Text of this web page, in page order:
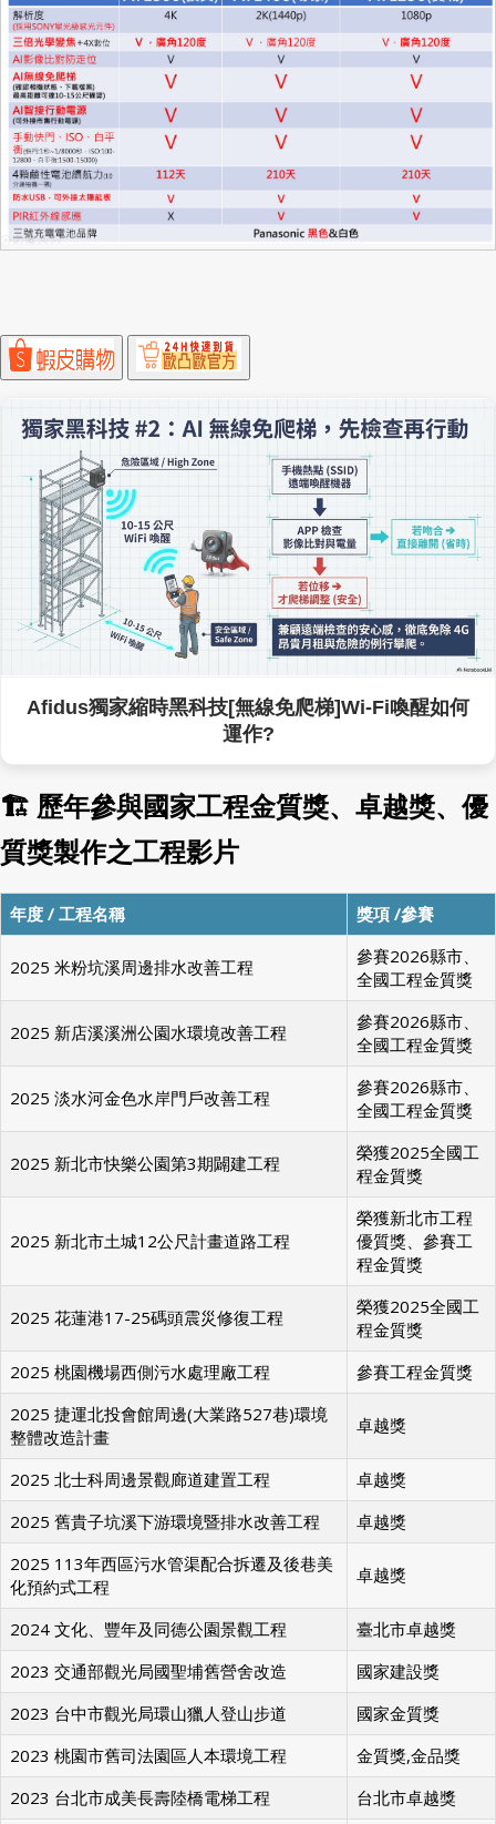
Afidus獨家縮時黑科技[無線免爬梯]Wi-Fi喚醒如何
運作?
🏗 歷年參與國家工程金質獎、卓越獎、優
質獎製作之工程影片
年度 / 工程名稱 獎項 /參賽
2025 米粉坑溪周邊排水改善工程
參賽2026縣市、
全國工程金質獎
2025 新店溪溪洲公園水環境改善工程
參賽2026縣市、
全國工程金質獎
2025 淡水河金色水岸門戶改善工程
參賽2026縣市、
全國工程金質獎
2025 新北市快樂公園第3期闢建工程
榮獲2025全國工
程金質獎
2025 新北市土城12公尺計畫道路工程
榮獲新北市工程
優質獎、參賽工
程金質獎
2025 花蓮港17-25碼頭震災修復工程
榮獲2025全國工
程金質獎
2025 桃園機場西側污水處理廠工程
參賽工程金質獎
2025 捷運北投會館周邊(大業路527巷)環境
整體改造計畫
卓越獎
2025 北士科周邊景觀廊道建置工程
卓越獎
2025 舊貴子坑溪下游環境暨排水改善工程
卓越獎
2025 113年西區污水管渠配合拆遷及後巷美
化預約式工程
卓越獎
2024 文化、豐年及同德公園景觀工程
臺北市卓越獎
2023 交通部觀光局國聖埔舊營舍改造
國家建設獎
2023 台中市觀光局環山獵人登山步道
國家金質獎
2023 桃園市舊司法園區人本環境工程
金質獎,金品獎
2023 台北市成美長壽陸橋電梯工程
台北市卓越獎